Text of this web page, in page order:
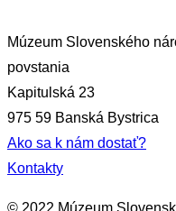
Múzeum Slovenského
povstania
Kapitulská 23
975 59 Banská Bystrica
Ako sa k nám dostať?
Kontakty